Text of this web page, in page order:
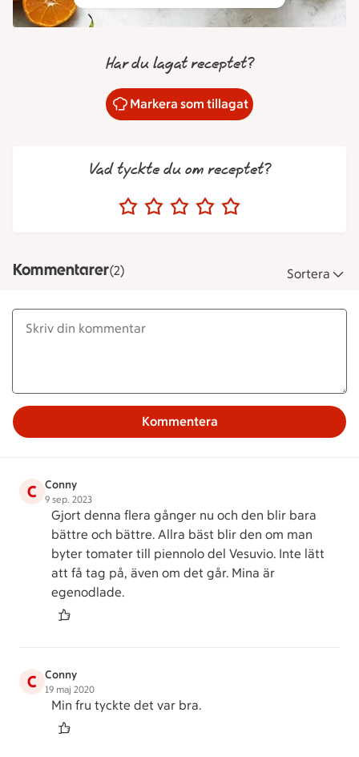
Har du lagat receptet?
Markera som tillagat
Vad tyckte du om receptet?
Kommentarer(2) Sortera
Kommentera
C Conny
9 sep. 2023
Gjort denna flera gånger nu och den blir bara
bättre och bättre. Allra bäst blir den om man
byter tomater till piennolo del Vesuvio. Inte lätt
att få tag på, även om det går. Mina är
egenodlade.
C Conny
19 maj 2020
Min fru tyckte det var bra.